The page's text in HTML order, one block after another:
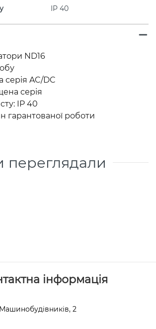
IP 40
ND16
серія AC/DC
серія
IP 40
гарантованої роботи
переглядали
інформація
2